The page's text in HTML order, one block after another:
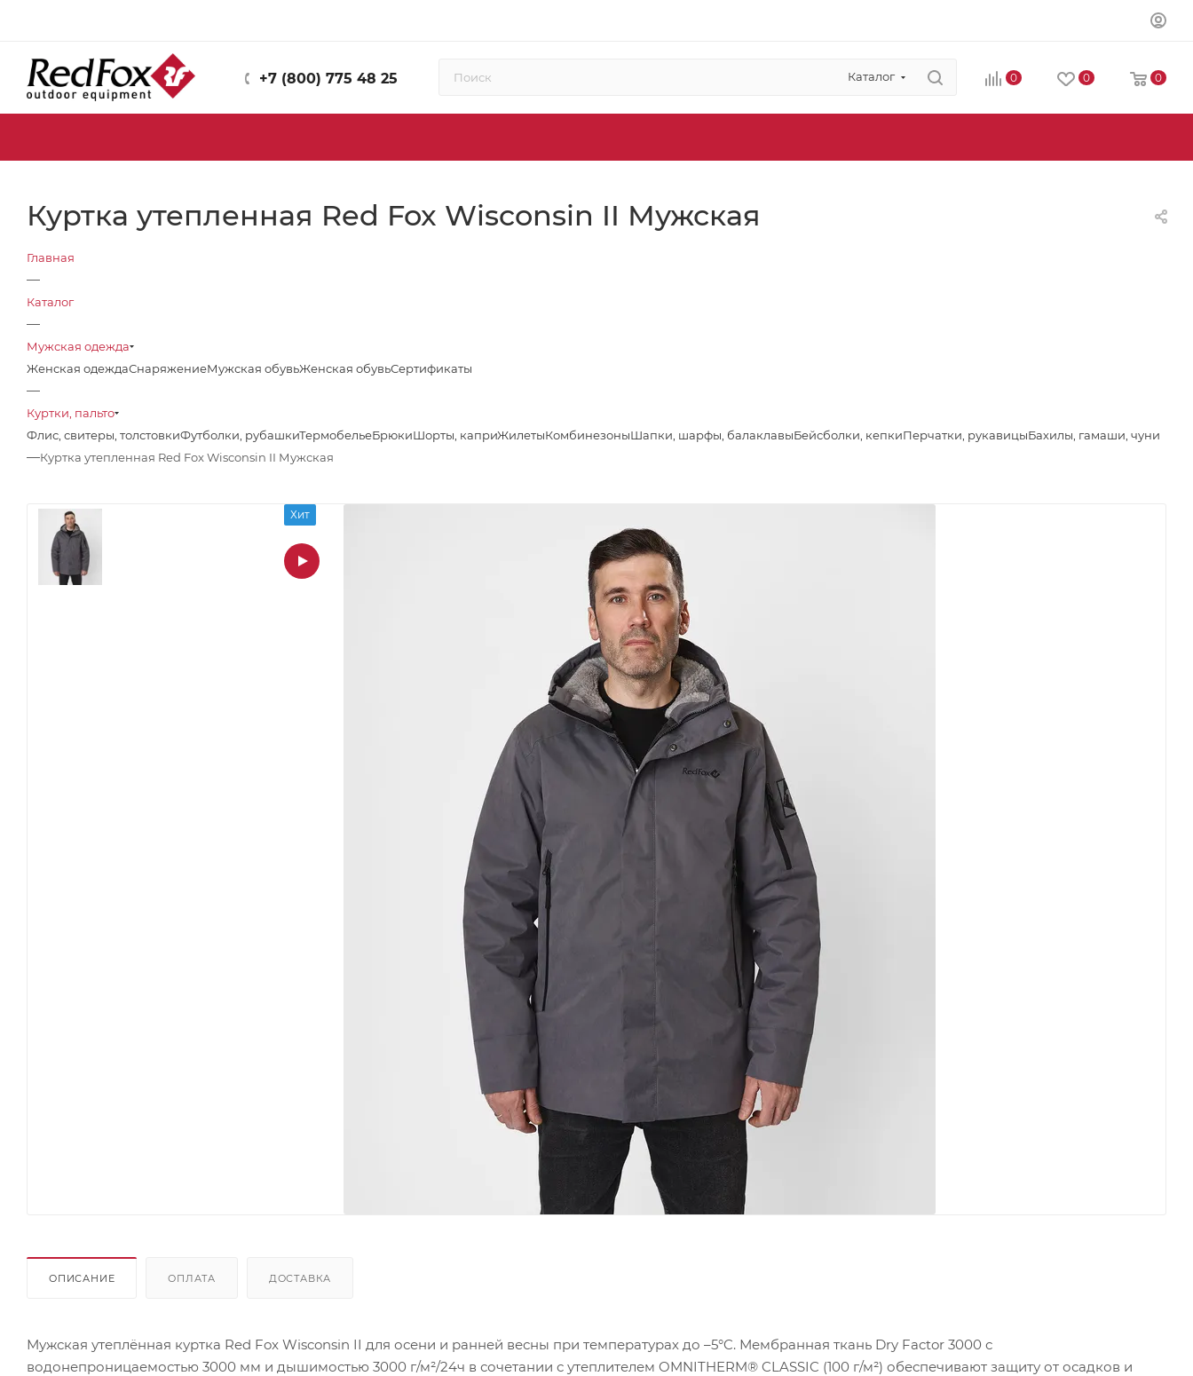
+7 (800) 775 48 25 Каталог 0 0 0
Куртка утепленная Red Fox Wisconsin II Мужская
Главная
—
Каталог
—
Мужская одежда
Женская одеждаСнаряжениеМужская обувьЖенская обувьСертификаты
—
Куртки, пальто
Флис, свитеры, толстовкиФутболки, рубашкиТермобельеБрюкиШорты, каприЖилетыКомбинезоныШапки, шарфы, балаклавыБейсболки, кепкиПерчатки, рукавицыБахилы, гамаши, чуни
—Куртка утепленная Red Fox Wisconsin II Мужская
Хит
ОПИСАНИЕ ОПЛАТА ДОСТАВКА
Мужская утеплённая куртка Red Fox Wisconsin II для осени и ранней весны при температурах до –5°C. Мембранная ткань Dry Factor 3000 с
водонепроницаемостью 3000 мм и дышимостью 3000 г/м²/24ч в сочетании с утеплителем OMNITHERM® CLASSIC (100 г/м²) обеспечивают защиту от осадков и